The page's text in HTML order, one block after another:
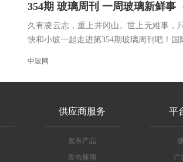
354期 玻璃周刊 一周玻璃新鲜事
久有凌云志，重上井冈山。世上无难事，
快和小玻一起走进第354期玻璃周刊吧！国
中玻网
供应商服务
发布产品
发布新闻
平
广